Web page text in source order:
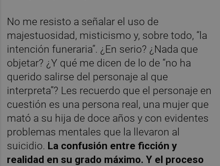
No me resisto a señalar el uso de
majestuosidad, misticismo y, sobre todo, “la
intención funeraria”. ¿En serio? ¿Nada que
objetar? ¿Y qué me dicen de lo de “no ha
querido salirse del personaje al que
interpreta”? Les recuerdo que el personaje en
cuestión es una persona real, una mujer que
mató a su hija de doce años y con evidentes
problemas mentales que la llevaron al
suicidio. La confusión entre ficción y
realidad en su grado máximo. Y el proceso